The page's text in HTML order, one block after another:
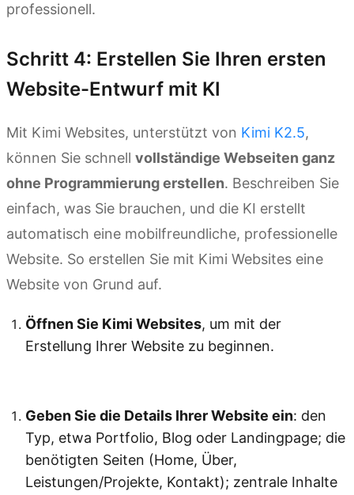
professionell.
Schritt 4: Erstellen Sie Ihren ersten
Website-Entwurf mit KI
Mit Kimi Websites, unterstützt von Kimi K2.5,
können Sie schnell vollständige Webseiten ganz
ohne Programmierung erstellen. Beschreiben Sie
einfach, was Sie brauchen, und die KI erstellt
automatisch eine mobilfreundliche, professionelle
Website. So erstellen Sie mit Kimi Websites eine
Website von Grund auf.
Öffnen Sie Kimi Websites, um mit der
Erstellung Ihrer Website zu beginnen.
Geben Sie die Details Ihrer Website ein: den
Typ, etwa Portfolio, Blog oder Landingpage; die
benötigten Seiten (Home, Über,
Leistungen/Projekte, Kontakt); zentrale Inhalte